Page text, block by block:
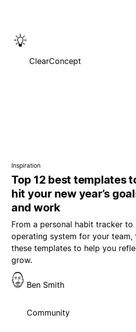
ClearConcept
Inspiration
Top 12 best templates
hit your new year’s
and work
From a personal habit tracker to
operating system for your
these templates to help you
grow.
Ben Smith
Community